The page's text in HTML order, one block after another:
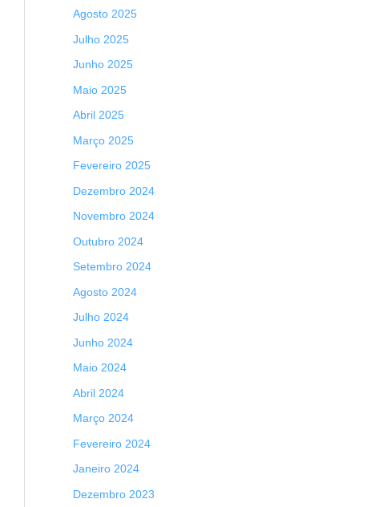
Agosto 2025
Julho 2025
Junho 2025
Maio 2025
Abril 2025
Março 2025
Fevereiro 2025
Dezembro 2024
Novembro 2024
Outubro 2024
Setembro 2024
Agosto 2024
Julho 2024
Junho 2024
Maio 2024
Abril 2024
Março 2024
Fevereiro 2024
Janeiro 2024
Dezembro 2023